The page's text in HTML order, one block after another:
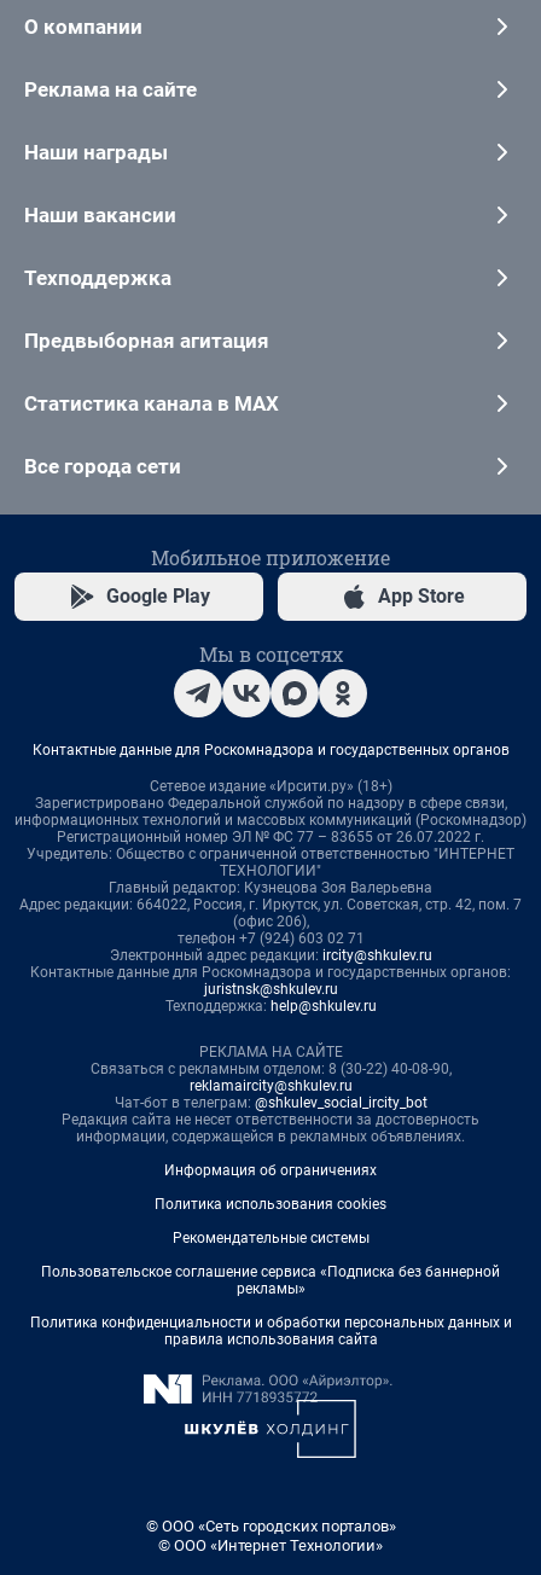
О компании
Реклама на сайте
Наши награды
Наши вакансии
Техподдержка
Предвыборная агитация
Статистика канала в MAX
Все города сети
Мобильное приложение
Google Play App Store
Мы в соцсетях
Контактные данные для Роскомнадзора и государственных органов
Сетевое издание «Ирсити.ру» (18+)
Зарегистрировано Федеральной службой по надзору в сфере связи,
информационных технологий и массовых коммуникаций (Роскомнадзор)
Регистрационный номер ЭЛ № ФС 77 – 83655 от 26.07.2022 г.
Учредитель: Общество с ограниченной ответственностью "ИНТЕРНЕТ
ТЕХНОЛОГИИ"
Главный редактор: Кузнецова Зоя Валерьевна
Адрес редакции: 664022, Россия, г. Иркутск, ул. Советская, стр. 42, пом. 7
(офис 206),
телефон +7 (924) 603 02 71
Электронный адрес редакции: ircity@shkulev.ru
Контактные данные для Роскомнадзора и государственных органов:
juristnsk@shkulev.ru
Техподдержка: help@shkulev.ru
РЕКЛАМА НА САЙТЕ
Связаться с рекламным отделом: 8 (30-22) 40-08-90,
reklamaircity@shkulev.ru
Чат-бот в телеграм: @shkulev_social_ircity_bot
Редакция сайта не несет ответственности за достоверность
информации, содержащейся в рекламных объявлениях.
Информация об ограничениях
Политика использования cookies
Рекомендательные системы
Пользовательское соглашение сервиса «Подписка без баннерной
рекламы»
Политика конфиденциальности и обработки персональных данных и
правила использования сайта
© ООО «Сеть городских порталов»
© ООО «Интернет Технологии»